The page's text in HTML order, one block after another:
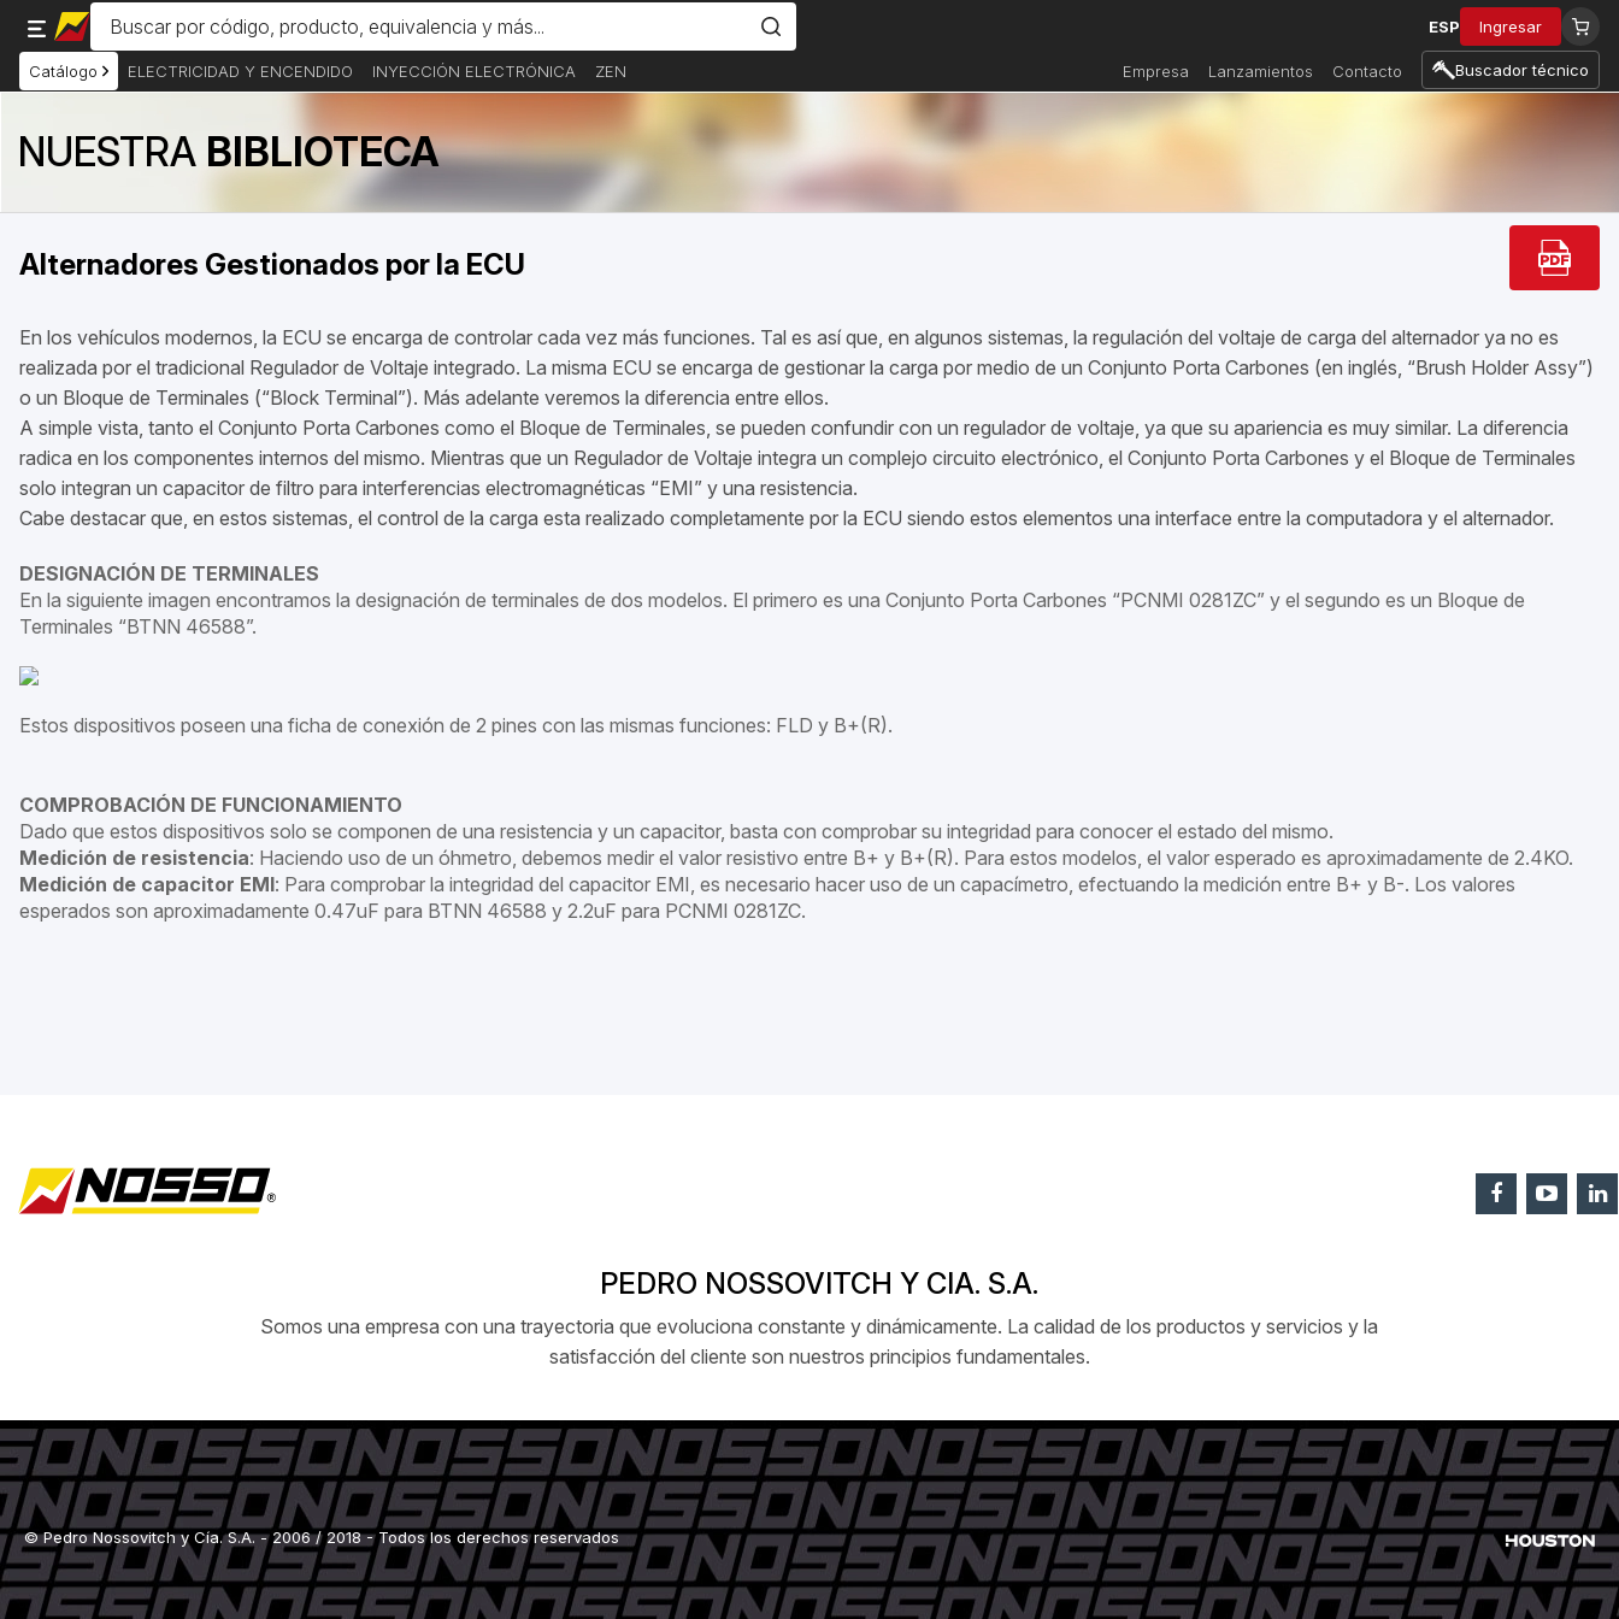
ESP Ingresar
Catálogo ELECTRICIDAD Y ENCENDIDO INYECCIÓN ELECTRÓNICA ZEN Empresa Lanzamientos Contacto Buscador técnico
NUESTRA BIBLIOTECA
Alternadores Gestionados por la ECU
En los vehículos modernos, la ECU se encarga de controlar cada vez más funciones. Tal es así que, en algunos sistemas, la regulación del voltaje de carga del alternador ya no es
realizada por el tradicional Regulador de Voltaje integrado. La misma ECU se encarga de gestionar la carga por medio de un Conjunto Porta Carbones (en inglés, “Brush Holder Assy”)
o un Bloque de Terminales (“Block Terminal”). Más adelante veremos la diferencia entre ellos.
A simple vista, tanto el Conjunto Porta Carbones como el Bloque de Terminales, se pueden confundir con un regulador de voltaje, ya que su apariencia es muy similar. La diferencia
radica en los componentes internos del mismo. Mientras que un Regulador de Voltaje integra un complejo circuito electrónico, el Conjunto Porta Carbones y el Bloque de Terminales
solo integran un capacitor de filtro para interferencias electromagnéticas “EMI” y una resistencia.
Cabe destacar que, en estos sistemas, el control de la carga esta realizado completamente por la ECU siendo estos elementos una interface entre la computadora y el alternador.
DESIGNACIÓN DE TERMINALES
En la siguiente imagen encontramos la designación de terminales de dos modelos. El primero es una Conjunto Porta Carbones “PCNMI 0281ZC” y el segundo es un Bloque de
Terminales “BTNN 46588”.
Estos dispositivos poseen una ficha de conexión de 2 pines con las mismas funciones: FLD y B+(R).
COMPROBACIÓN DE FUNCIONAMIENTO
Dado que estos dispositivos solo se componen de una resistencia y un capacitor, basta con comprobar su integridad para conocer el estado del mismo.
Medición de resistencia: Haciendo uso de un óhmetro, debemos medir el valor resistivo entre B+ y B+(R). Para estos modelos, el valor esperado es aproximadamente de 2.4KO.
Medición de capacitor EMI: Para comprobar la integridad del capacitor EMI, es necesario hacer uso de un capacímetro, efectuando la medición entre B+ y B-. Los valores
esperados son aproximadamente 0.47uF para BTNN 46588 y 2.2uF para PCNMI 0281ZC.
PEDRO NOSSOVITCH Y CIA. S.A.
Somos una empresa con una trayectoria que evoluciona constante y dinámicamente. La calidad de los productos y servicios y la
satisfacción del cliente son nuestros principios fundamentales.
© Pedro Nossovitch y Cía. S.A. - 2006 / 2018 - Todos los derechos reservados